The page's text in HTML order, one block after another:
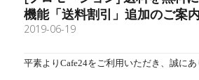
機能「送料割引」追加のご案内
2019-06-19
平素よりCafe24をご利用いただき、誠にあ